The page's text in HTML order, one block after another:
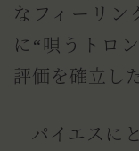
なフィーリン
に“唄うトロ
評価を確立し
パイエスにとってヴィーナス・レコードか